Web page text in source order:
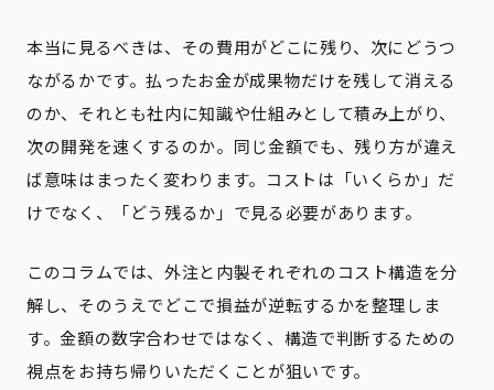
本当に見るべきは、その費用がどこに残り、次にどうつ
ながるかです。払ったお金が成果物だけを残して消える
のか、それとも社内に知識や仕組みとして積み上がり、
次の開発を速くするのか。同じ金額でも、残り方が違え
ば意味はまったく変わります。コストは「いくらか」だ
けでなく、「どう残るか」で見る必要があります。
このコラムでは、外注と内製それぞれのコスト構造を分
解し、そのうえでどこで損益が逆転するかを整理しま
す。金額の数字合わせではなく、構造で判断するための
視点をお持ち帰りいただくことが狙いです。